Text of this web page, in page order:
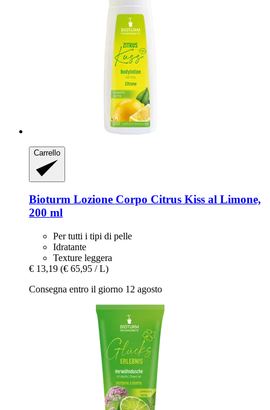
Carrello
Bioturm Lozione Corpo Citrus Kiss al Limone,
200 ml
Per tutti i tipi di pelle
Idratante
Texture leggera
€ 13,19 (€ 65,95 / L)
Consegna entro il giorno 12 agosto